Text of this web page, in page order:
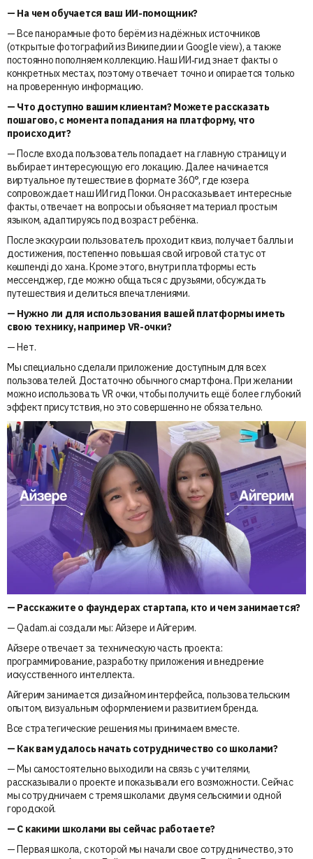
— На чем обучается ваш ИИ-помощник?
— Все панорамные фото берём из надёжных источников
(открытые фотографий из Википедии и Google view), а также
постоянно пополняем коллекцию. Наш ИИ‑гид знает факты о
конкретных местах, поэтому отвечает точно и опирается только
на проверенную информацию.
— Что доступно вашим клиентам? Можете рассказать
пошагово, с момента попадания на платформу, что
происходит?
— После входа пользователь попадает на главную страницу и
выбирает интересующую его локацию. Далее начинается
виртуальное путешествие в формате 360°, где юзера
сопровождает наш ИИ гид Покки. Он рассказывает интересные
факты, отвечает на вопросы и объясняет материал простым
языком, адаптируясь под возраст ребёнка.
После экскурсии пользователь проходит квиз, получает баллы и
достижения, постепенно повышая свой игровой статус от
көшпенді до хана. Кроме этого, внутри платформы есть
мессенджер, где можно общаться с друзьями, обсуждать
путешествия и делиться впечатлениями.
— Нужно ли для использования вашей платформы иметь
свою технику, например VR-очки?
— Нет.
Мы специально сделали приложение доступным для всех
пользователей. Достаточно обычного смартфона. При желании
можно использовать VR очки, чтобы получить ещё более глубокий
эффект присутствия, но это совершенно не обязательно.
— ⁠Расскажите о фаундерах стартапа, кто и чем занимается?
— Qadam.ai создали мы: Айзере и Айгерим.
Айзере отвечает за техническую часть проекта:
программирование, разработку приложения и внедрение
искусственного интеллекта.
Айгерим занимается дизайном интерфейса, пользовательским
опытом, визуальным оформлением и развитием бренда.
Все стратегические решения мы принимаем вместе.
— Как вам удалось начать сотрудничество со школами?
— Мы самостоятельно выходили на связь с учителями,
рассказывали о проекте и показывали его возможности. Сейчас
мы сотрудничаем с тремя школами: двумя сельскими и одной
городской.
— С какими школами вы сейчас работаете?
— Первая школа, с которой мы начали свое сотрудничество, это